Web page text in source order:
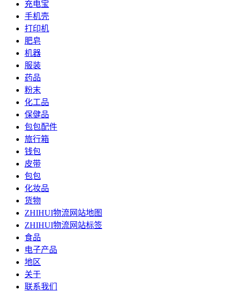
充电宝
手机壳
打印机
肥皂
机器
服装
药品
粉末
化工品
保健品
包包配件
旅行箱
钱包
皮带
包包
化妆品
货物
ZHIHUI物流网站地图
ZHIHUI物流网站标签
食品
电子产品
地区
关于
联系我们